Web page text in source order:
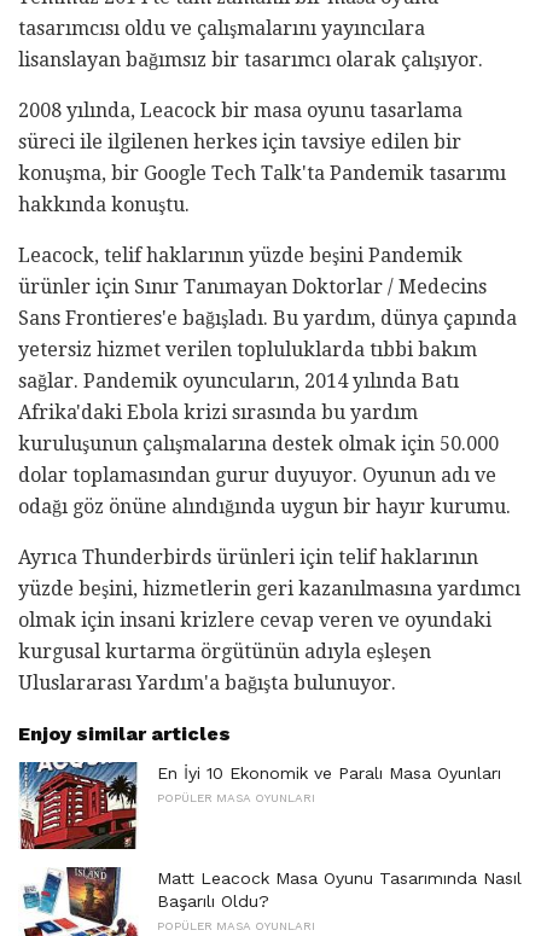
tasarımcısı oldu ve çalışmalarını yayıncılara
lisanslayan bağımsız bir tasarımcı olarak çalışıyor.
2008 yılında, Leacock bir masa oyunu tasarlama
süreci ile ilgilenen herkes için tavsiye edilen bir
konuşma, bir Google Tech Talk'ta Pandemik tasarımı
hakkında konuştu.
Leacock, telif haklarının yüzde beşini Pandemik
ürünler için Sınır Tanımayan Doktorlar / Medecins
Sans Frontieres'e bağışladı. Bu yardım, dünya çapında
yetersiz hizmet verilen topluluklarda tıbbi bakım
sağlar. Pandemik oyuncuların, 2014 yılında Batı
Afrika'daki Ebola krizi sırasında bu yardım
kuruluşunun çalışmalarına destek olmak için 50.000
dolar toplamasından gurur duyuyor. Oyunun adı ve
odağı göz önüne alındığında uygun bir hayır kurumu.
Ayrıca Thunderbirds ürünleri için telif haklarının
yüzde beşini, hizmetlerin geri kazanılmasına yardımcı
olmak için insani krizlere cevap veren ve oyundaki
kurgusal kurtarma örgütünün adıyla eşleşen
Uluslararası Yardım'a bağışta bulunuyor.
Enjoy similar articles
En İyi 10 Ekonomik ve Paralı Masa Oyunları
POPÜLER MASA OYUNLARI
Matt Leacock Masa Oyunu Tasarımında Nasıl
Başarılı Oldu?
POPÜLER MASA OYUNLARI